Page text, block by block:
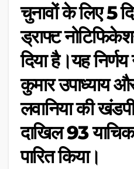
चुनावों के लिए 5
ड्राफ्ट
दिया है।यह निर्णय
कुमार उपाध्याय
लवानिया की
दाखिल 93
पारित किया।